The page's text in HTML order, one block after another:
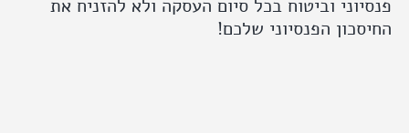
פנסיוני וביטוח בכל סיום העסקה ולא להזניח את
החיסכון הפנסיוני שלכם!